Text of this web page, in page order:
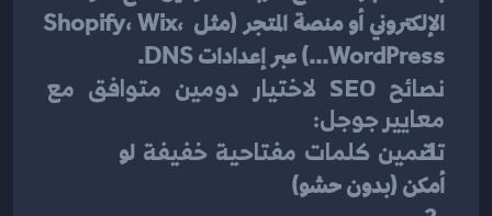
الإلكتروني أو منصة المتجر (مثل Shopify، Wix،
WordPress...) عبر إعدادات DNS.
معايير جوجل:
تضمين كلمات مفتاحية خفيفة
أمكن (بدون حشو)